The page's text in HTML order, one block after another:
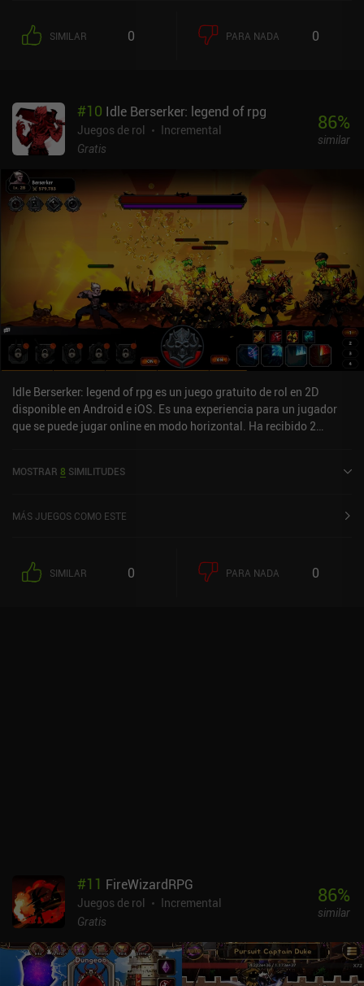
siguiente partida. El combate en sí se desarrolla de forma
automática, con nuestro personaje y el oponente turnándose para
juego que se volvería rápidamente aburrido si no fuera por el
hecho de que progresamos tan increíblemente rápido que es
imposible dejar de jugar. Cada vez que subimos de nivel, también
parezca, lo que añade un poco de estrategia al juego.El mayor
inconveniente es que no hay ninguna descripción de lo que hace
exactamente cada estadística.Resolute Hero RPG se monetiza a
través de algunos iAPs para aumentar nuestra tasa de caída.
Estos hacen que el juego sea aún más rápido, pero no son en
absoluto necesarios. A diferencia de otros del género, no hay
anuncios en absoluto. Es un juego divertido al que se puede jugar
durante largos periodos de tiempo, pero que proporciona una
experiencia gratificante cuando se juega en intervalos cortos
gracias a la rápida progresión. La mayor parte del juego puede
terminarse en unas pocas semanas, pero se disfruta mientras
dura.
SIMILAR 0 PARA NADA 0
#10 Idle Berserker: legend of rpg
Juegos de rol
Incremental
Gratis
86%
similar
Idle Berserker: legend of rpg es un juego gratuito de rol en 2D
disponible en Android e iOS. Es una experiencia para un jugador
que se puede jugar online en modo horizontal. Ha recibido 2
valoración actual de 4,4 sobre 5,0 en Google Play y de 4,7 sobre 5,0
MOSTRAR 8 SIMILITUDES
MÁS JUEGOS COMO ESTE
SIMILAR 0 PARA NADA 0
#11 FireWizardRPG
Juegos de rol
Incremental
Gratis
86%
similar